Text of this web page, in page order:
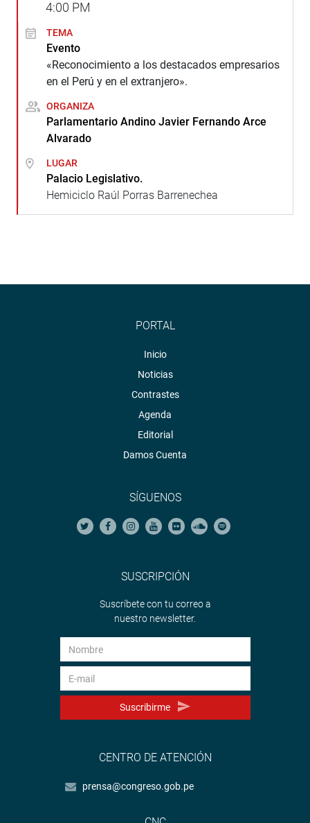
4:00 PM
TEMA
Evento
«Reconocimiento a los destacados empresarios
en el Perú y en el extranjero».
ORGANIZA
Parlamentario Andino Javier Fernando Arce
Alvarado
LUGAR
Palacio Legislativo.
Hemiciclo Raúl Porras Barrenechea
PORTAL
Inicio
Noticias
Contrastes
Agenda
Editorial
Damos Cuenta
SÍGUENOS
SUSCRIPCIÓN
Suscríbete con tu correo a
nuestro newsletter.
Suscribirme
CENTRO DE ATENCIÓN
prensa@congreso.gob.pe